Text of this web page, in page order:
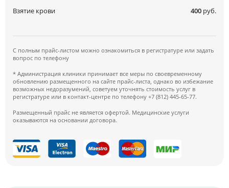
Взятие крови 400 руб.
С полным прайс-листом можно ознакомиться в регистратуре или задать
вопрос по телефону
* Администрация клиники принимает все меры по своевременному
обновлению размещенного на сайте прайс-листа, однако во избежание
возможных недоразумений, советуем уточнять стоимость услуг в
регистратуре или в контакт-центре по телефону +7 (812) 445-65-77.
Размещенный прайс не является офертой. Медицинские услуги
оказываются на основании договора.